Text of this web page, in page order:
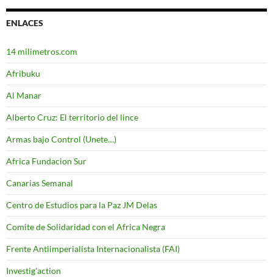
ENLACES
14 milimetros.com
Afribuku
Al Manar
Alberto Cruz: El territorio del lince
Armas bajo Control (Unete…)
Africa Fundacion Sur
Canarias Semanal
Centro de Estudios para la Paz JM Delas
Comite de Solidaridad con el Africa Negra
Frente Antiimperialista Internacionalista (FAI)
Investig'action